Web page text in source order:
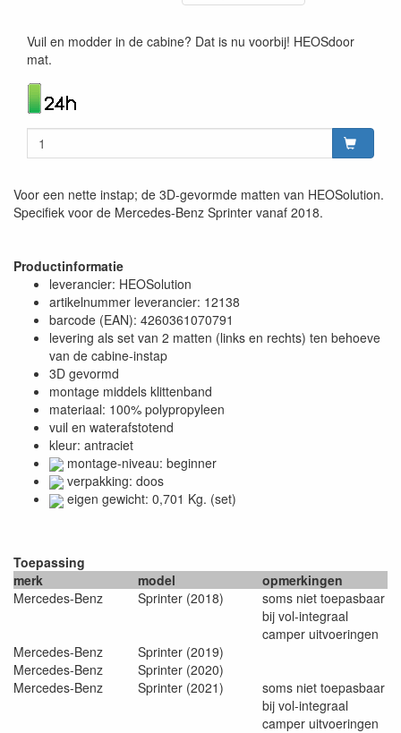
Vuil en modder in de cabine? Dat is nu voorbij! HEOSdoor
mat.
Voor een nette instap; de 3D-gevormde matten van HEOSolution.
Specifiek voor de Mercedes-Benz Sprinter vanaf 2018.
Productinformatie
leverancier: HEOSolution
artikelnummer leverancier: 12138
barcode (EAN): 4260361070791
levering als set van 2 matten (links en rechts) ten behoeve
van de cabine-instap
3D gevormd
montage middels klittenband
materiaal: 100% polypropyleen
vuil en waterafstotend
kleur: antraciet
montage-niveau: beginner
verpakking: doos
eigen gewicht: 0,701 Kg. (set)
Toepassing
merk
model
opmerkingen
Mercedes-Benz
Sprinter (2018)
soms niet toepasbaar
bij vol-integraal
camper uitvoeringen
Mercedes-Benz
Sprinter (2019)
Mercedes-Benz
Sprinter (2020)
Mercedes-Benz
Sprinter (2021)
soms niet toepasbaar
bij vol-integraal
camper uitvoeringen